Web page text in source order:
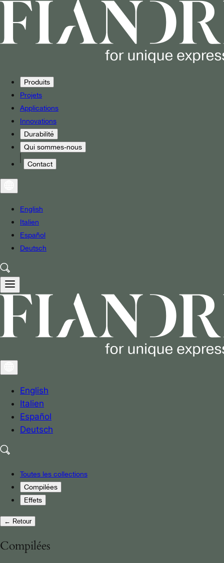
Produits
Projets
Applications
Innovations
Durabilité
Qui sommes-nous
Contact
English
Italien
Español
Deutsch
English
Italien
Español
Deutsch
Toutes les collections
Compilées
Effets
← Retour
Compilées